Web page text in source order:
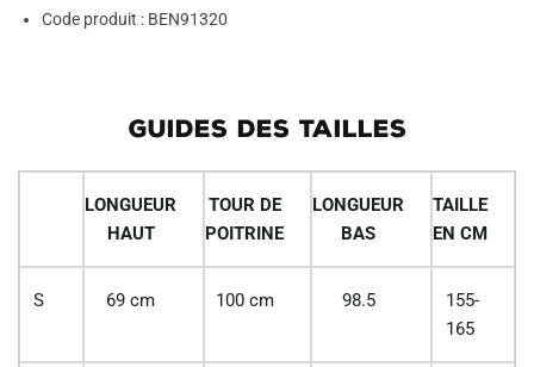
Code produit : BEN91320
GUIDES DES TAILLES
LONGUEUR
HAUT
TOUR DE
POITRINE
LONGUEUR
BAS
TAILLE
EN CM
S 69 cm 100 cm 98.5
155-
165